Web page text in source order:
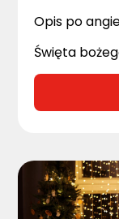
Opis po
Święta